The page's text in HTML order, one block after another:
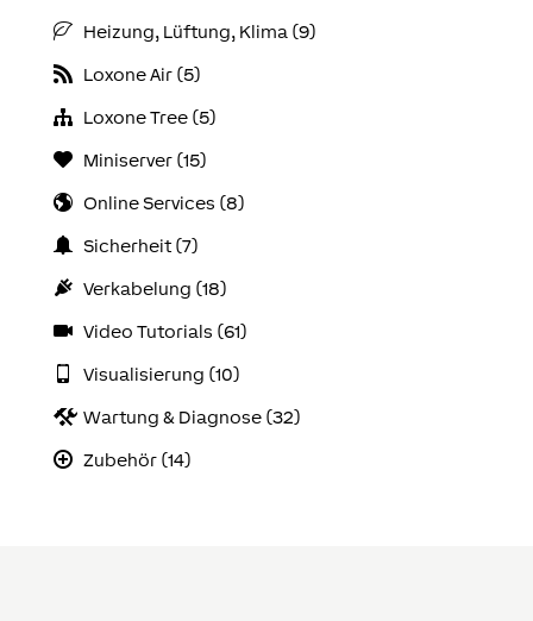
Heizung, Lüftung, Klima (9)
Loxone Air (5)
Loxone Tree (5)
Miniserver (15)
Online Services (8)
Sicherheit (7)
Verkabelung (18)
Video Tutorials (61)
Visualisierung (10)
Wartung & Diagnose (32)
Zubehör (14)